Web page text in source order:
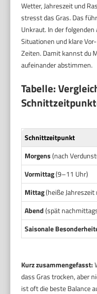
Wetter, Jahreszeit und
stresst das Gras. Das
Unkraut. In der
Situationen und klare
Zeiten. Damit kannst du
aufeinander abstimmen.
Tabelle:
Schnittzeitpunkt
Morgens(nach
Vormittag(9–11 Uhr)
Mittag(heiße Jahreszeit
Abend(spät
Saisonale
Kurz zusammengefasst:
dass Gras trocken, aber
ist oft die beste Balance